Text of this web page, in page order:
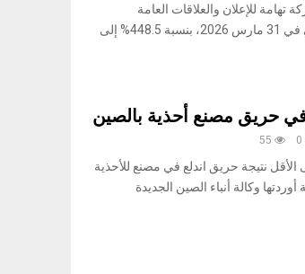
للإعلان والعلاقات العامة
والتسويق في العام المالي المنتهي في 31 مارس 2026، بنسبة 448.5% إلى
حريق مصنع أحذية بالصين
0
55
28 شخصاً على الأقل نتيجة حريق اندلع في مصنع للأحذية
وكالة أنباء الصين الجديدة